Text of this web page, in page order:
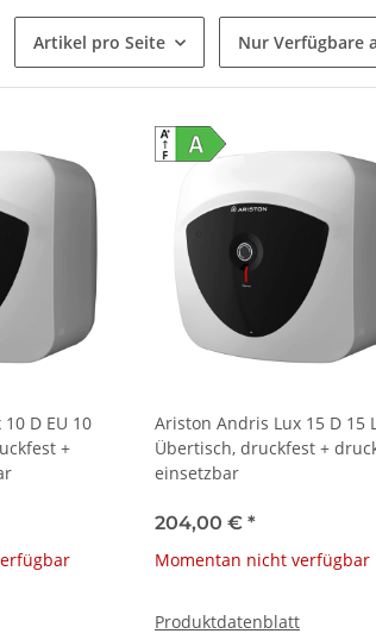
Artikel pro Seite Nur Verfügbare
D EU 10
+
Ariston Andris Lux 15 D 15
Übertisch, druckfest +
einsetzbar
204,00 € *
Momentan nicht verfügbar
Produktdatenblatt